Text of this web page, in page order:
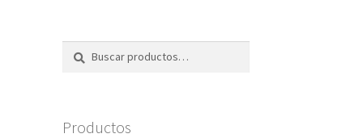
Buscar
Buscar
Productos